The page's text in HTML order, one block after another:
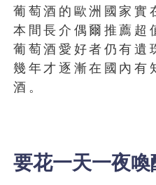
葡萄酒的歐洲國家實
本間長介偶爾推薦超
葡萄酒愛好者仍有遺
幾年才逐漸在國內有
酒。
要花一天一夜